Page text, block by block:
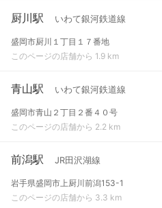
厨川駅 いわて銀河鉄道線
盛岡市厨川１丁目１７番地
このページの店舗から 1.9 km
青山駅 いわて銀河鉄道線
盛岡市青山２丁目２番４０号
このページの店舗から 2.2 km
前潟駅 JR田沢湖線
岩手県盛岡市上厨川前潟153-1
このページの店舗から 3.3 km